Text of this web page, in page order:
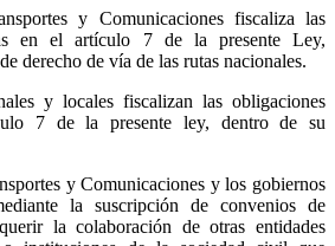
y Comunicaciones fiscaliza las
en el artículo 7 de la presente Ley,
derecho de vía de las rutas nacionales.
y locales fiscalizan las obligaciones
7 de la presente ley, dentro de su
y Comunicaciones y los gobiernos
la suscripción de convenios de
la colaboración de otras entidades